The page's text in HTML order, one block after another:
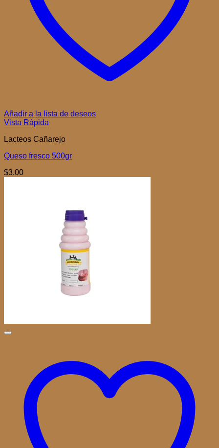
Añadir a la lista de deseos
Vista Rápida
Lacteos Cañarejo
Queso fresco 500gr
$3.00